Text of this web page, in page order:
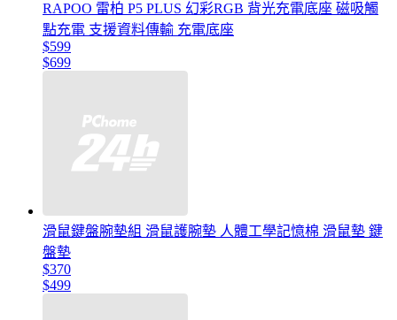
RAPOO 雷柏 P5 PLUS 幻彩RGB 背光充電底座 磁吸觸
點充電 支援資料傳輸 充電底座
$599
$699
滑鼠鍵盤腕墊組 滑鼠護腕墊 人體工學記憶棉 滑鼠墊 鍵
盤墊
$370
$499